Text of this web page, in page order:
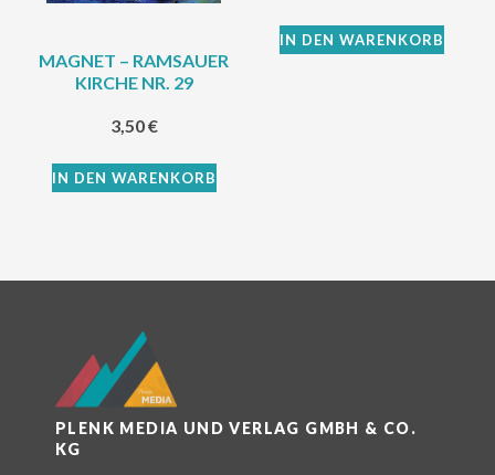
MAGNET – RAMSAUER
KIRCHE NR. 29
3,50€
IN DEN WARENKORB
IN DEN WARENKORB
PLENK MEDIA UND VERLAG GMBH & CO.
KG